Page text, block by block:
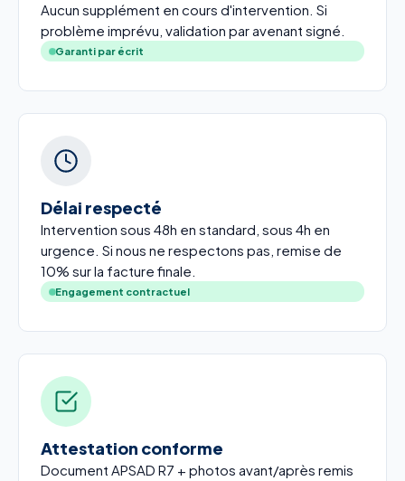
Aucun supplément en cours d'intervention. Si
problème imprévu, validation par avenant signé.
Garanti par écrit
Délai respecté
Intervention sous 48h en standard, sous 4h en
urgence. Si nous ne respectons pas, remise de
10% sur la facture finale.
Engagement contractuel
Attestation conforme
Document APSAD R7 + photos avant/après remis